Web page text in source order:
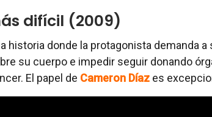
difícil (2009)
historia donde la protagonista demanda
su cuerpo e impedir seguir donando
El papel de Cameron Díaz es